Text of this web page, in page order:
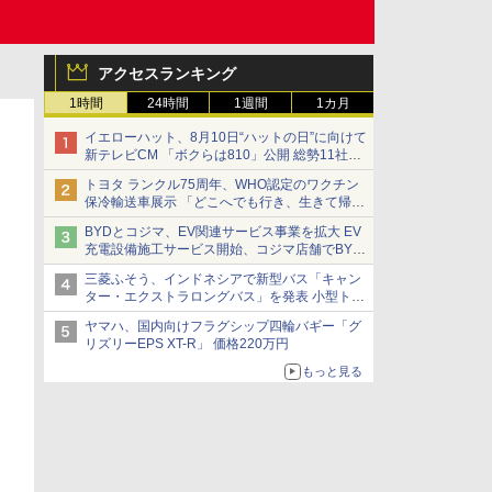
アクセスランキング
1時間 24時間 1週間 1カ月
イエローハット、8月10日“ハットの日”に向けて
新テレビCM 「ボクらは810」公開 総勢11社
107名が参画
トヨタ ランクル75周年、WHO認定のワクチン
保冷輸送車展示 「どこへでも行き、生きて帰っ
てこられる」ランドクルーザーで命をつなぐ
BYDとコジマ、EV関連サービス事業を拡大 EV
充電設備施工サービス開始、コジマ店舗でBYD
車の展示・試乗イベントを強化
三菱ふそう、インドネシアで新型バス「キャン
ター・エクストラロングバス」を発表 小型トラ
ックベースの観光・旅客輸送向けバス
ヤマハ、国内向けフラグシップ四輪バギー「グ
リズリーEPS XT-R」 価格220万円
もっと見る